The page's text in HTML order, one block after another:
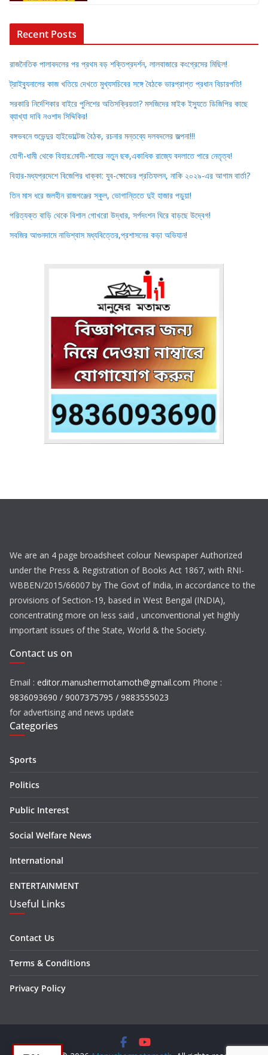
Recent Posts
রাজনৈতিক পালাবদলের পর প্রথম বড় শক্তিপ্রদর্শন, লালবাজারে কংগ্রেসের মিছিল!
ট্রাইব্যুনালের কাজ খতিয়ে দেখতে মুখ্যসচিবের সঙ্গে বৈঠকে ভারপ্রাপ্ত প্রধান বিচারপতি!
সরকারি নির্দেশিকার বাইরে পুলিশের অতিসক্রিয়তা? মসজিদের মাইক ইস্যুতে ডিজিপির কাছে
ব্যাখ্যা দাবি নওশাদ সিদ্দিকির!
বঙ্গভবনে শুভেন্দুর হাইভোল্টেজ বৈঠক, রচনার মন্তব্যে দলবদলের জল্পনা!!!
যোগী-ধামী থেকে বিহার:মোদী-শাহের নতুন ছক,একাধিক রাজ্যে বদলাতে পারে নেতৃত্ব!
বিহার-মধ্যপ্রদেশে বিজেপির ধাক্কা: যুব-ক্ষোভের প্রতিফলন, নাকি ২০২৯-এর আগাম বার্তা?
তিন মাস ধরে জলহীন রাজগঞ্জের স্কুল, ভোগান্তিতে দুই হাজার পড়ুয়া!
পরিত্যক্ত বাড়ি থেকে বিশাল গোখরো উদ্ধার, সর্পদংশন ঘিরে বাড়ছে উদ্বেগ!
সবজির আগুনদামে নাভিশ্বাস মধ্যবিত্তের,প্রশাসনের কড়া অভিযান!
We are an 4 page broadsheet colour Newspaper Authorized
under the Press & Registration of Books Act 1867, with RNI-
WBBEN/2015/66007 by The Govt of India, in accordance to the
provisions of Section-19, based in West Bengal (INDIA),
concentrating more on less said , unconventional yet highly
important issues of the State, World & the Society.
Contact us on
Email : editor.manushermotamoth@gmail.com Phone :
9836093690 / 9007375795 / 9883555023
for advertising and news update
Categories
Sports
Politics
Public Interest
Social Welfare News
International
ENTERTAINMENT
Useful Links
Contact Us
Terms & Conditions
Privacy Policy